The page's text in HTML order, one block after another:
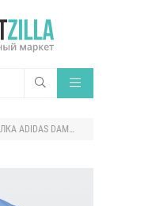
DAME LOGO